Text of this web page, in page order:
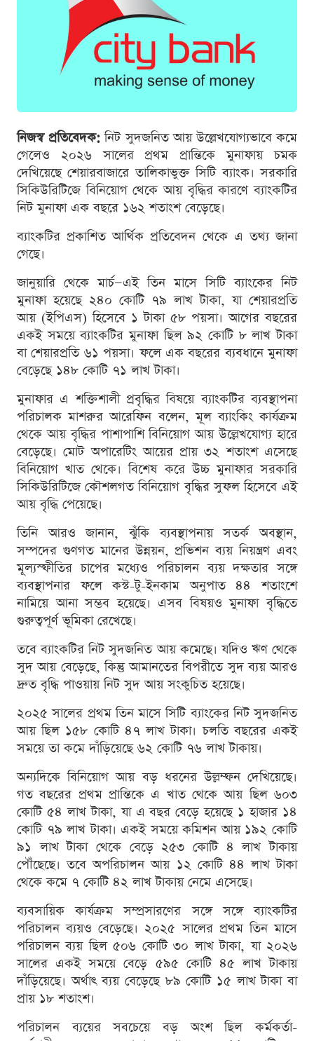
নিজস্ব প্রতিবেদক: নিট সুদজনিত আয় উল্লেখযোগ্যভাবে কমে
গেলেও ২০২৬ সালের প্রথম প্রান্তিকে মুনাফায় চমক
দেখিয়েছে শেয়ারবাজারে তালিকাভুক্ত সিটি ব্যাংক। সরকারি
সিকিউরিটিজে বিনিয়োগ থেকে আয় বৃদ্ধির কারণে ব্যাংকটির
নিট মুনাফা এক বছরে ১৬২ শতাংশ বেড়েছে।
ব্যাংকটির প্রকাশিত আর্থিক প্রতিবেদন থেকে এ তথ্য জানা
গেছে।
জানুয়ারি থেকে মার্চ—এই তিন মাসে সিটি ব্যাংকের নিট
মুনাফা হয়েছে ২৪০ কোটি ৭৯ লাখ টাকা, যা শেয়ারপ্রতি
আয় (ইপিএস) হিসেবে ১ টাকা ৫৮ পয়সা। আগের বছরের
একই সময়ে ব্যাংকটির মুনাফা ছিল ৯২ কোটি ৮ লাখ টাকা
বা শেয়ারপ্রতি ৬১ পয়সা। ফলে এক বছরের ব্যবধানে মুনাফা
বেড়েছে ১৪৮ কোটি ৭১ লাখ টাকা।
মুনাফার এ শক্তিশালী প্রবৃদ্ধির বিষয়ে ব্যাংকটির ব্যবস্থাপনা
পরিচালক মাশরুর আরেফিন বলেন, মূল ব্যাংকিং কার্যক্রম
থেকে আয় বৃদ্ধির পাশাপাশি বিনিয়োগ আয় উল্লেখযোগ্য হারে
বেড়েছে। মোট অপারেটিং আয়ের প্রায় ৩২ শতাংশ এসেছে
বিনিয়োগ খাত থেকে। বিশেষ করে উচ্চ মুনাফার সরকারি
সিকিউরিটিজে কৌশলগত বিনিয়োগ বৃদ্ধির সুফল হিসেবে এই
আয় বৃদ্ধি পেয়েছে।
তিনি আরও জানান, ঝুঁকি ব্যবস্থাপনায় সতর্ক অবস্থান,
সম্পদের গুণগত মানের উন্নয়ন, প্রভিশন ব্যয় নিয়ন্ত্রণ এবং
মূল্যস্ফীতির চাপের মধ্যেও পরিচালন ব্যয় দক্ষতার সঙ্গে
ব্যবস্থাপনার ফলে কস্ট-টু-ইনকাম অনুপাত ৪৪ শতাংশে
নামিয়ে আনা সম্ভব হয়েছে। এসব বিষয়ও মুনাফা বৃদ্ধিতে
গুরুত্বপূর্ণ ভূমিকা রেখেছে।
তবে ব্যাংকটির নিট সুদজনিত আয় কমেছে। যদিও ঋণ থেকে
সুদ আয় বেড়েছে, কিন্তু আমানতের বিপরীতে সুদ ব্যয় আরও
দ্রুত বৃদ্ধি পাওয়ায় নিট সুদ আয় সংকুচিত হয়েছে।
২০২৫ সালের প্রথম তিন মাসে সিটি ব্যাংকের নিট সুদজনিত
আয় ছিল ১৫৮ কোটি ৪৭ লাখ টাকা। চলতি বছরের একই
সময়ে তা কমে দাঁড়িয়েছে ৬২ কোটি ৭৬ লাখ টাকায়।
অন্যদিকে বিনিয়োগ আয় বড় ধরনের উল্লম্ফন দেখিয়েছে।
গত বছরের প্রথম প্রান্তিকে এ খাত থেকে আয় ছিল ৬০৩
কোটি ৫৪ লাখ টাকা, যা এ বছর বেড়ে হয়েছে ১ হাজার ১৪
কোটি ৭৯ লাখ টাকা। একই সময়ে কমিশন আয় ১৯২ কোটি
৯১ লাখ টাকা থেকে বেড়ে ২৫৩ কোটি ৪ লাখ টাকায়
পৌঁছেছে। তবে অপরিচালন আয় ১২ কোটি ৪৪ লাখ টাকা
থেকে কমে ৭ কোটি ৪২ লাখ টাকায় নেমে এসেছে।
ব্যবসায়িক কার্যক্রম সম্প্রসারণের সঙ্গে সঙ্গে ব্যাংকটির
পরিচালন ব্যয়ও বেড়েছে। ২০২৫ সালের প্রথম তিন মাসে
পরিচালন ব্যয় ছিল ৫০৬ কোটি ৩০ লাখ টাকা, যা ২০২৬
সালের একই সময়ে বেড়ে ৫৯৫ কোটি ৪৫ লাখ টাকায়
দাঁড়িয়েছে। অর্থাৎ ব্যয় বেড়েছে ৮৯ কোটি ১৫ লাখ টাকা বা
প্রায় ১৮ শতাংশ।
পরিচালন ব্যয়ের সবচেয়ে বড় অংশ ছিল কর্মকর্তা-